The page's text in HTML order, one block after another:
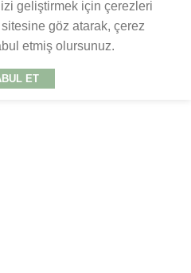
geliştirmek için çerezleri
göz atarak, çerez
etmiş olursunuz.
ET